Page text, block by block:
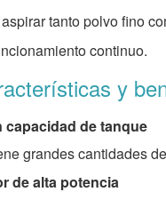
tanto polvo fino
continuo.
y
capacidad de tanque
grandes cantidades
de alta potencia